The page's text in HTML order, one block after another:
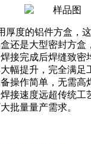
厚度的铝件方盒，
还是大型密封方盒
接完成后焊缝致密
幅提升，完全满足
操作简单，无需高
接速度远超传统工
批量量产需求。